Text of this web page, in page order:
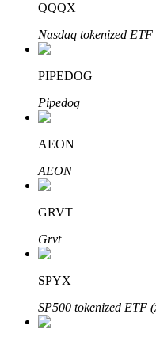
Leer staken
Meer informatie over
Bitrue
Bitrue-partners
QQQX
Nasdaq tokenized ETF
PIPEDOG
Pipedog
AEON
AEON
GRVT
Grvt
SPYX
SP500 tokenized ETF